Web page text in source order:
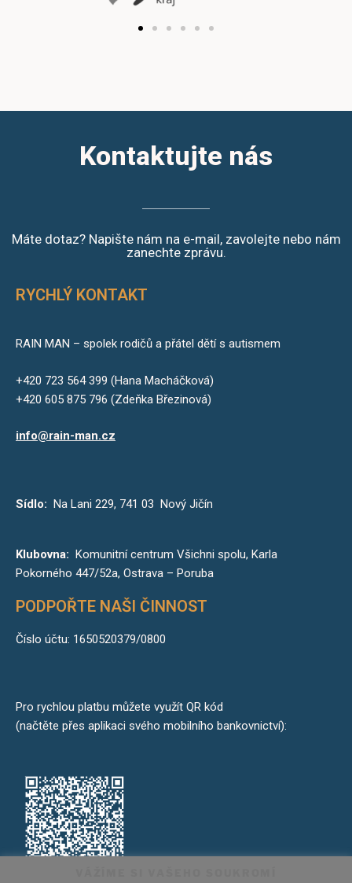
Kontaktujte nás
Máte dotaz? Napište nám na e-mail, zavolejte nebo nám
zanechte zprávu.
RYCHLÝ KONTAKT
RAIN MAN – spolek rodičů a přátel dětí s autismem
+420 723 564 399 (Hana Macháčková)
+420 605 875 796 (Zdeňka Březinová)
info@rain-man.cz
Sídlo: Na Lani 229, 741 03 Nový Jičín
Klubovna: Komunitní centrum Všichni spolu, Karla
Pokorného 447/52a, Ostrava – Poruba
PODPOŘTE NAŠI ČINNOST
Číslo účtu: 1650520379/0800
Pro rychlou platbu můžete využít QR kód
(načtěte přes aplikaci svého mobilního bankovnictví):